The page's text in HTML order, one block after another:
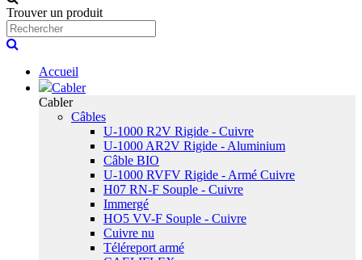
Trouver un produit
Accueil
Cabler
Cabler
Câbles
U-1000 R2V Rigide - Cuivre
U-1000 AR2V Rigide - Aluminium
Câble BIO
U-1000 RVFV Rigide - Armé Cuivre
H07 RN-F Souple - Cuivre
Immergé
HO5 VV-F Souple - Cuivre
Cuivre nu
Téléreport armé